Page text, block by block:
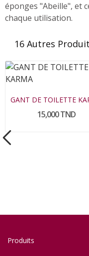
éponges "Abeille", et
chaque utilisation.
16 Autres
15,000 TND
Produits